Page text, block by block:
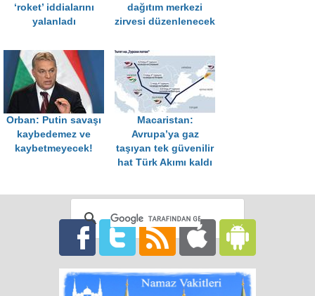
‘roket’ iddialarını
yalanladı
dağıtım merkezi
zirvesi düzenlenecek
Orban: Putin savaşı
kaybedemez ve
kaybetmeyecek!
Macaristan:
Avrupa’ya gaz
taşıyan tek güvenilir
hat Türk Akımı kaldı